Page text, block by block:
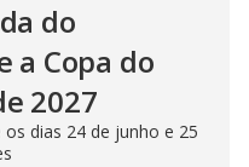
do
a Copa do
2027
dias 24 de junho e 25